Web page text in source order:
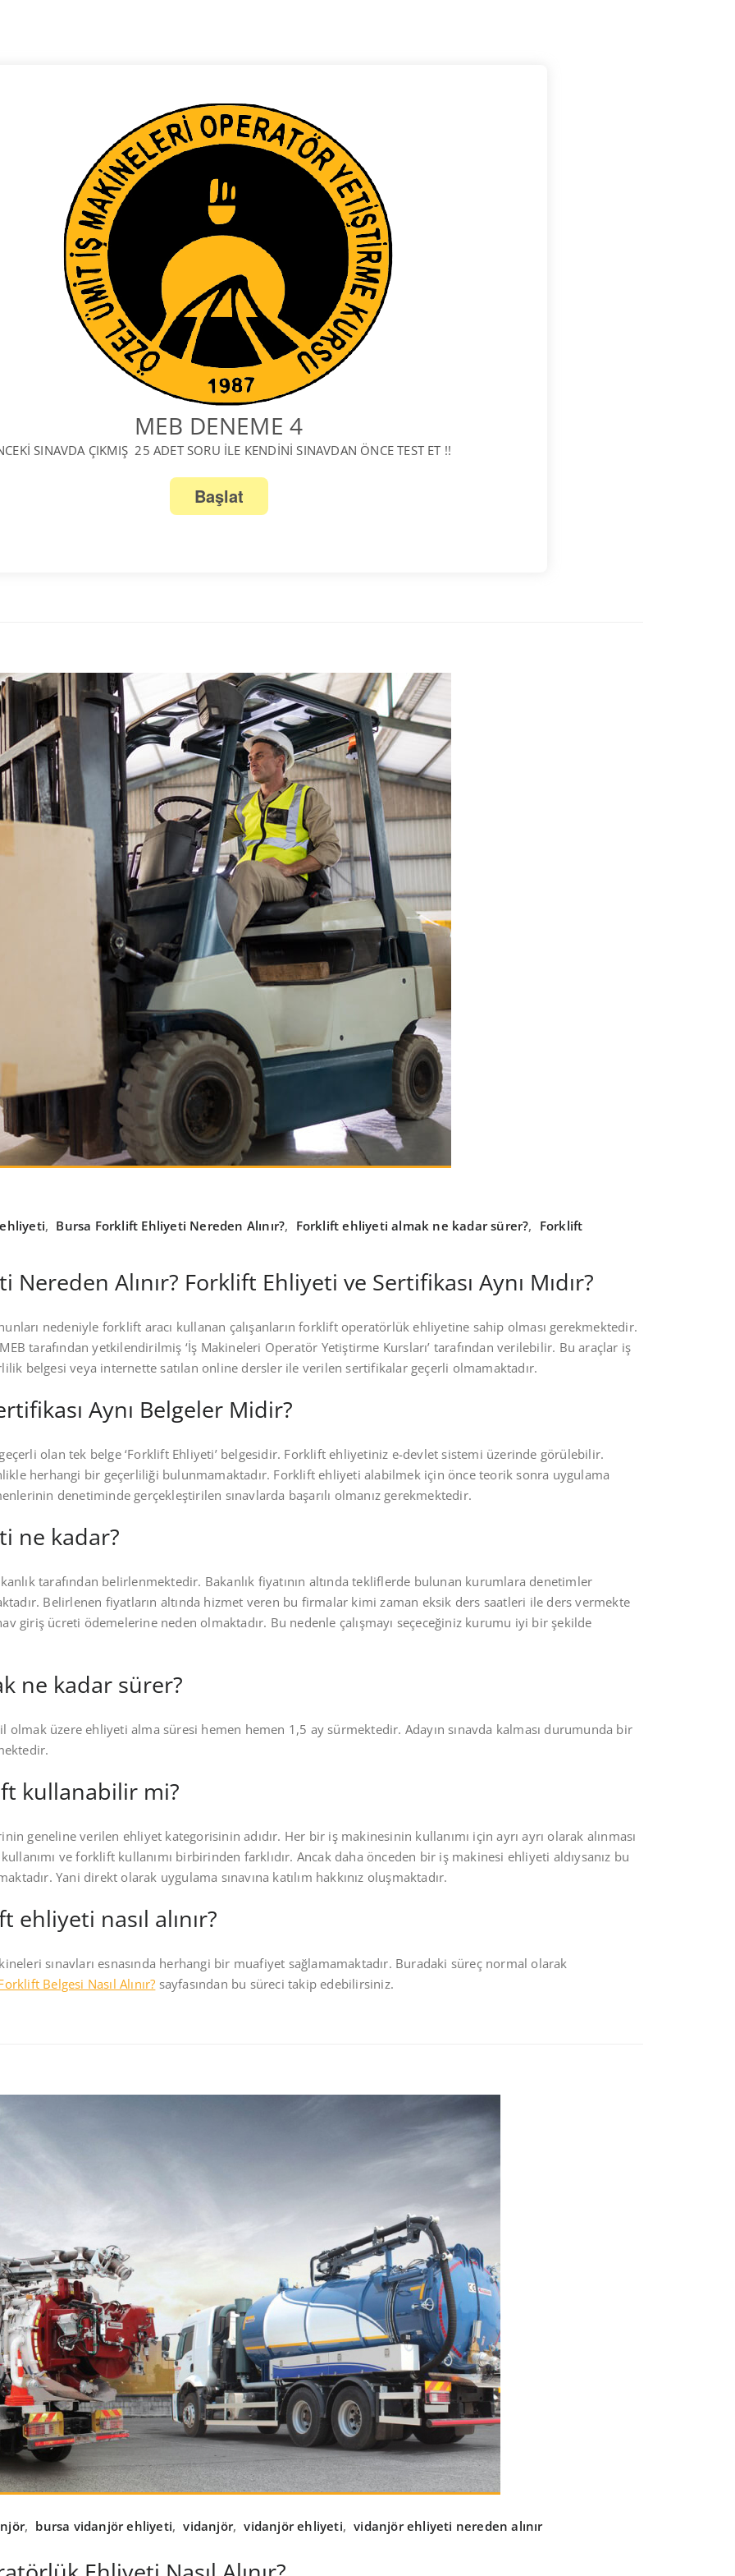
MEB DENEME 4
SINAVDA ÇIKMIŞ 25 ADET SORU İLE KENDİNİ SINAVDAN ÖNCE TEST ET !!
, Bursa Forklift Ehliyeti Nereden Alınır?, Forklift ehliyeti almak ne kadar sürer?, Forklift
Alınır? Forklift Ehliyeti ve Sertifikası Aynı Mıdır?
nedeniyle forklift aracı kullanan çalışanların forklift operatörlük ehliyetine sahip olması gerekmektedir.
tarafından yetkilendirilmiş ‘İş Makineleri Operatör Yetiştirme Kursları’ tarafından verilebilir. Bu araçlar iş
belgesi veya internette satılan online dersler ile verilen sertifikalar geçerli olmamaktadır.
Aynı Belgeler Midir?
olan tek belge ‘Forklift Ehliyeti’ belgesidir. Forklift ehliyetiniz e-devlet sistemi üzerinde görülebilir.
herhangi bir geçerliliği bulunmamaktadır. Forklift ehliyeti alabilmek için önce teorik sonra uygulama
denetiminde gerçekleştirilen sınavlarda başarılı olmanız gerekmektedir.
ne kadar?
tarafından belirlenmektedir. Bakanlık fiyatının altında tekliflerde bulunan kurumlara denetimler
Belirlenen fiyatların altında hizmet veren bu firmalar kimi zaman eksik ders saatleri ile ders vermekte
giriş ücreti ödemelerine neden olmaktadır. Bu nedenle çalışmayı seçeceğiniz kurumu iyi bir şekilde
ne kadar sürer?
olmak üzere ehliyeti alma süresi hemen hemen 1,5 ay sürmektedir. Adayın sınavda kalması durumunda bir
kullanabilir mi?
geneline verilen ehliyet kategorisinin adıdır. Her bir iş makinesinin kullanımı için ayrı ayrı olarak alınması
ve forklift kullanımı birbirinden farklıdır. Ancak daha önceden bir iş makinesi ehliyeti aldıysanız bu
Yani direkt olarak uygulama sınavına katılım hakkınız oluşmaktadır.
nasıl alınır?
sınavları esnasında herhangi bir muafiyet sağlamamaktadır. Buradaki süreç normal olarak
Belgesi Nasıl Alınır? sayfasından bu süreci takip edebilirsiniz.
, bursa vidanjör ehliyeti, vidanjör, vidanjör ehliyeti, vidanjör ehliyeti nereden alınır